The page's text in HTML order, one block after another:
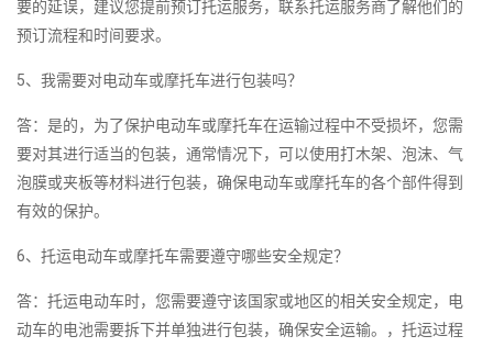
要的延误，建议您提前预订托运服务，联系托运服务商了解他们的
预订流程和时间要求。
5、我需要对电动车或摩托车进行包装吗？
答：是的，为了保护电动车或摩托车在运输过程中不受损坏，您需
要对其进行适当的包装，通常情况下，可以使用打木架、泡沫、气
泡膜或夹板等材料进行包装，确保电动车或摩托车的各个部件得到
有效的保护。
6、托运电动车或摩托车需要遵守哪些安全规定？
答：托运电动车时，您需要遵守该国家或地区的相关安全规定，电
动车的电池需要拆下并单独进行包装，确保安全运输。，托运过程